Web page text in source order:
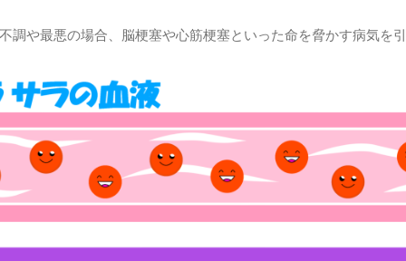
調や最悪の場合、脳梗塞や心筋梗塞といった命を脅かす病気を